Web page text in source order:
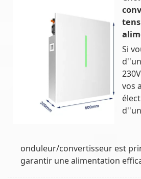
Si
vos
d''un
onduleur/convertisseur est
garantir une alimentation